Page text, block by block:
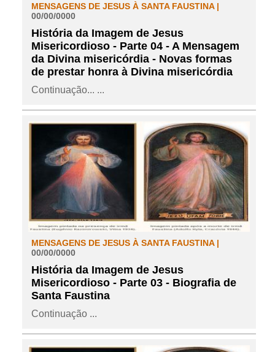
MENSAGENS DE JESUS À SANTA FAUSTINA |
00/00/0000
História da Imagem de Jesus
Misericordioso - Parte 04 - A Mensagem
da Divina misericórdia - Novas formas
de prestar honra à Divina misericórdia
Continuação... ...
MENSAGENS DE JESUS À SANTA FAUSTINA |
00/00/0000
História da Imagem de Jesus
Misericordioso - Parte 03 - Biografia de
Santa Faustina
Continuação ...